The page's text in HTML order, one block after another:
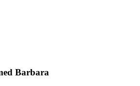
Barbara